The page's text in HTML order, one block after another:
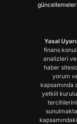
Yasal Uyarı:
finans
analizleri
haber
yorum
kapsamında
yetkili